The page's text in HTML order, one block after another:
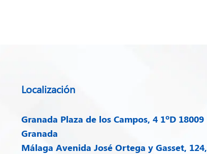
Localización
Granada Plaza de los Campos, 4 1ºD 18009
Granada
Málaga Avenida José Ortega y Gasset, 124,